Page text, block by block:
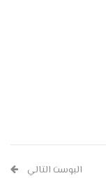
البوست التالي